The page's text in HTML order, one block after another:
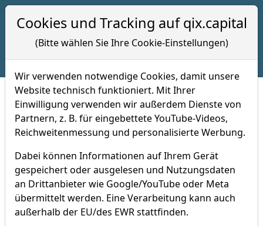
+49 (0) 7121 -8208028
Acht Qualitätsindizes
Unsere Qualitätsindizes sind börsennotiert und
können in Echtzeit verfolgt werden
Dividenden werden reinvestiert (Performance-
Indizes)
Unsere Indizes sind nach Qualitätsfaktoren
gewichtet
Cookies und Tracking auf qix.capital
(Bitte wählen Sie Ihre Cookie-Einstellungen)
Wir verwenden notwendige Cookies, damit unsere
Website technisch funktioniert. Mit Ihrer
Einwilligung verwenden wir außerdem Dienste von
Partnern, z. B. für eingebettete YouTube-Videos,
Reichweitenmessung und personalisierte Werbung.
Dabei können Informationen auf Ihrem Gerät
gespeichert oder ausgelesen und Nutzungsdaten
an Drittanbieter wie Google/YouTube oder Meta
übermittelt werden. Eine Verarbeitung kann auch
außerhalb der EU/des EWR stattfinden.